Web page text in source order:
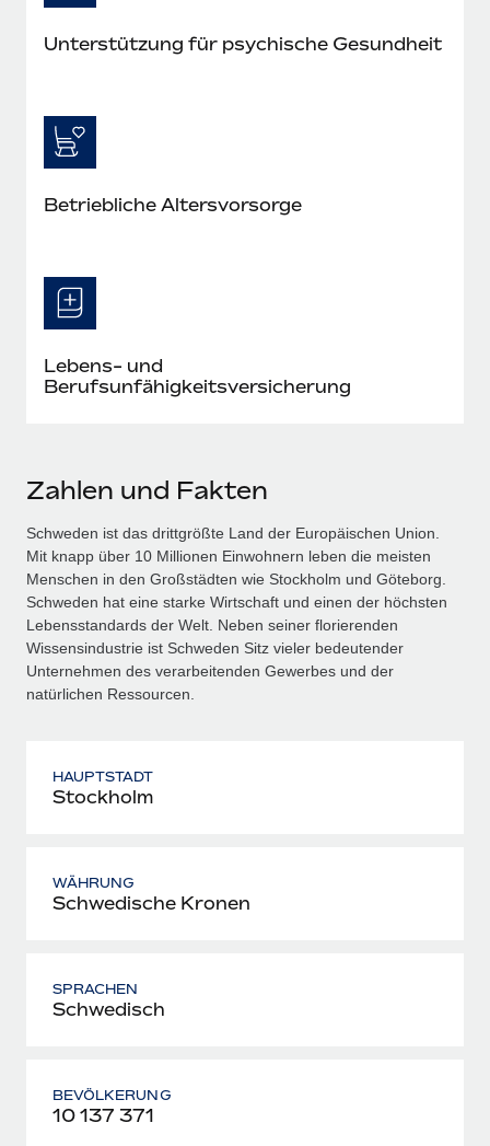
Unterstützung für psychische Gesundheit
Betriebliche Altersvorsorge
Lebens- und
Berufsunfähigkeitsversicherung
Zahlen und Fakten
Schweden ist das drittgrößte Land der Europäischen Union.
Mit knapp über 10 Millionen Einwohnern leben die meisten
Menschen in den Großstädten wie Stockholm und Göteborg.
Schweden hat eine starke Wirtschaft und einen der höchsten
Lebensstandards der Welt. Neben seiner florierenden
Wissensindustrie ist Schweden Sitz vieler bedeutender
Unternehmen des verarbeitenden Gewerbes und der
natürlichen Ressourcen.
HAUPTSTADT
Stockholm
WÄHRUNG
Schwedische Kronen
SPRACHEN
Schwedisch
BEVÖLKERUNG
10 137 371